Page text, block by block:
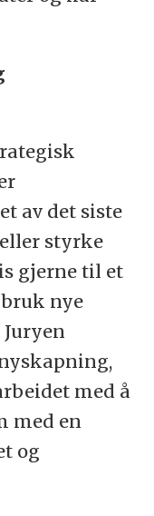
av det siste
styrke
gjerne til et
nye
med å
med en
og